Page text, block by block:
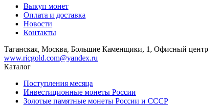
Выкуп монет
Оплата и доставка
Новости
Контакты
Таганская, Москва, Большие Каменщики, 1, Офисный центр
www.ricgold.com@yandex.ru
Каталог
Поступления месяца
Инвестиционные монеты России
Золотые памятные монеты России и СССР